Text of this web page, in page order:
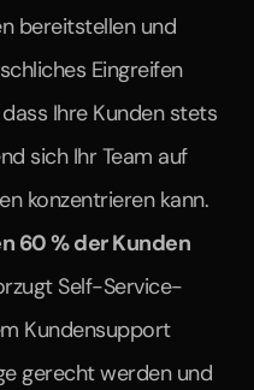
bereitstellen und
Eingreifen
Ihre Kunden stets
sich Ihr Team auf
konzentrieren kann.
Self-Service-
Kundensupport
gerecht werden und